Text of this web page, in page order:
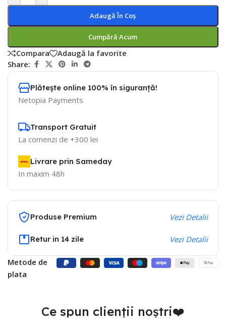
Adaugă În Coș
Cumpără Acum
Compara
Adaugă la favorite
Share:
Plătește online 100% în siguranță!
Netopia Payments
Transport Gratuit
La comenzi de +300 lei
Livrare prin Sameday
In maxim 48h
Produse Premium Vezi Detalii
Retur in 14 zile Vezi Detalii
Metode de
plata
Ce spun clienții noștri❤️